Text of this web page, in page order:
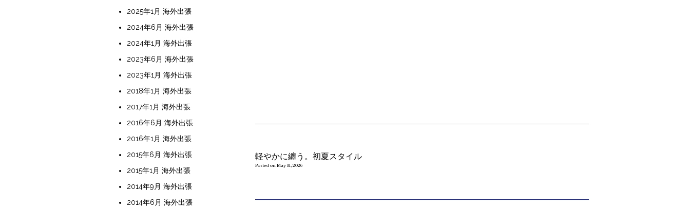
軽やかに纏う。初夏スタイル
Posted on May 31, 2026
2025年1月 海外出張
2024年6月 海外出張
2024年1月 海外出張
2023年6月 海外出張
2023年1月 海外出張
2018年1月 海外出張
2017年1月 海外出張
2016年6月 海外出張
2016年1月 海外出張
2015年6月 海外出張
2015年1月 海外出張
2014年9月 海外出張
2014年6月 海外出張